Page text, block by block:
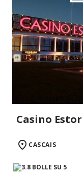
Casino
CASCAIS